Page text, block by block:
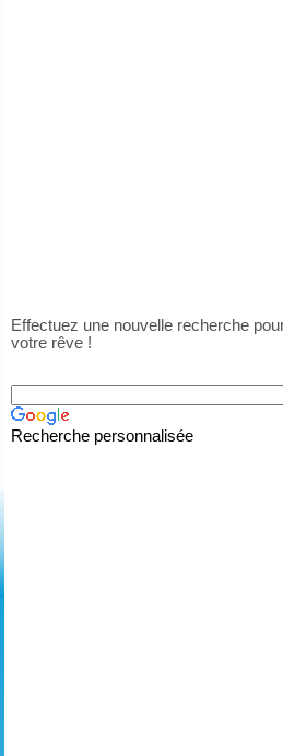
Effectuez une nouvelle recherche
votre rêve !
Recherche personnalisée